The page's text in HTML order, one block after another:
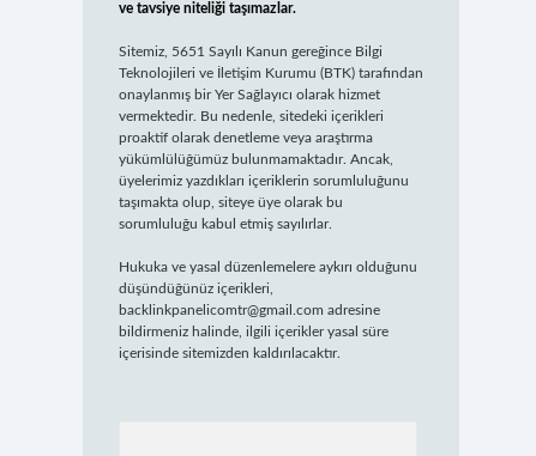
ve tavsiye niteliği taşımazlar.
Sitemiz, 5651 Sayılı Kanun gereğince Bilgi
Teknolojileri ve İletişim Kurumu (BTK) tarafından
onaylanmış bir Yer Sağlayıcı olarak hizmet
vermektedir. Bu nedenle, sitedeki içerikleri
proaktif olarak denetleme veya araştırma
yükümlülüğümüz bulunmamaktadır. Ancak,
üyelerimiz yazdıkları içeriklerin sorumluluğunu
taşımakta olup, siteye üye olarak bu
sorumluluğu kabul etmiş sayılırlar.
Hukuka ve yasal düzenlemelere aykırı olduğunu
düşündüğünüz içerikleri,
backlinkpanelicomtr@gmail.com adresine
bildirmeniz halinde, ilgili içerikler yasal süre
içerisinde sitemizden kaldırılacaktır.